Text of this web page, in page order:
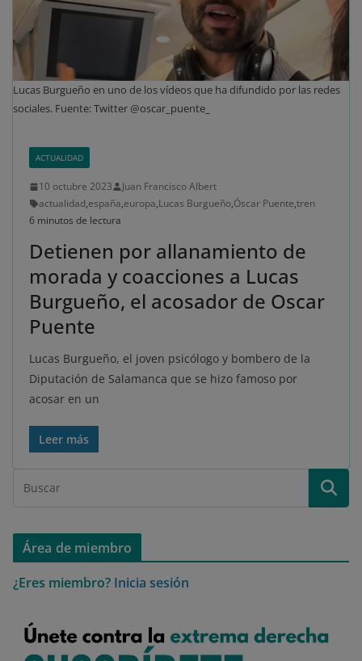
Lucas Burgueño en uno de los vídeos que ha difundido por las redes
sociales. Fuente: Twitter @oscar_puente_
ACTUALIDAD
10 octubre 2023
Juan Francisco Albert
actualidad,españa,europa,Lucas Burgueño,Óscar Puente,tren
6 minutos de lectura
Detienen por allanamiento de
morada y coacciones a Lucas
Burgueño, el acosador de Oscar
Puente
Lucas Burgueño, el joven psicólogo y bombero de la
Diputación de Salamanca que se hizo famoso por
acosar en un
Leer más
Área de miembro
¿Eres miembro? Inicia sesión